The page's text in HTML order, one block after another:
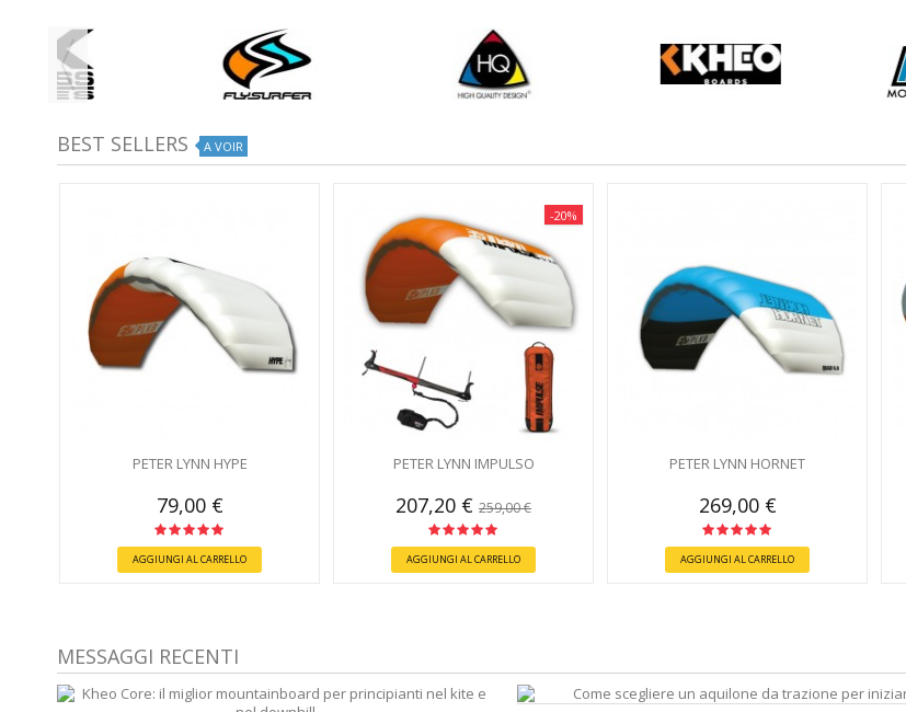
BEST SELLERS A VOIR
PETER LYNN HYPE
79,00 €
AGGIUNGI AL CARRELLO
-20%
PETER LYNN IMPULSO
207,20 € 259,00 €
AGGIUNGI AL CARRELLO
PETER LYNN HORNET
269,00 €
AGGIUNGI AL CARRELLO
MESSAGGI RECENTI